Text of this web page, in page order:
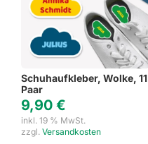
Schuhaufkleber, Wolke, 11
Paar
9,90 €
inkl. 19 % MwSt.
zzgl. Versandkosten